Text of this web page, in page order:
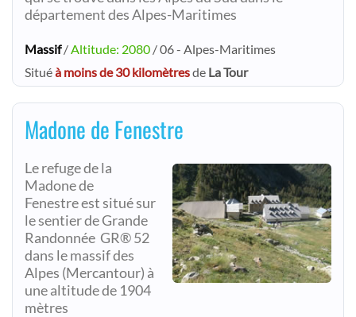
département des Alpes-Maritimes
Massif/Altitude: 2080 / 06 - Alpes-Maritimes
Situéà moins de 30 kilomètresde La Tour
Madone de Fenestre
Le refuge de la
Madone de
Fenestre est situé sur
le sentier de Grande
Randonnée GR® 52
dans le massif des
Alpes (Mercantour) à
une altitude de 1904
mètres